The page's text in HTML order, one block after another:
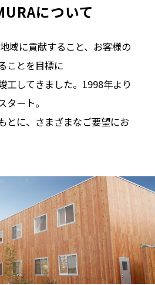
について
域に貢献すること、お客様の
ことを目標に
工してきました。1998年より
タート。
とに、さまざまなご要望にお